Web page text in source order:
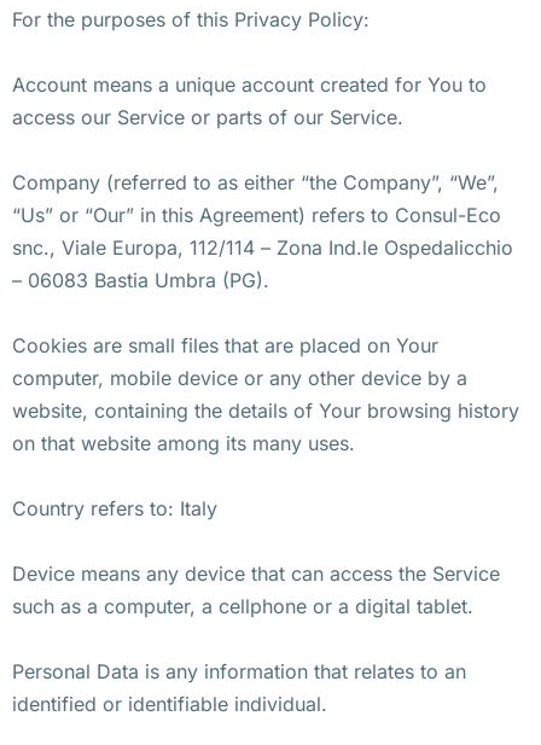
For the purposes of this Privacy Policy:
Account means a unique account created for You to
access our Service or parts of our Service.
Company (referred to as either “the Company”, “We”,
“Us” or “Our” in this Agreement) refers to Consul-Eco
snc., Viale Europa, 112/114 – Zona Ind.le Ospedalicchio
– 06083 Bastia Umbra (PG).
Cookies are small files that are placed on Your
computer, mobile device or any other device by a
website, containing the details of Your browsing history
on that website among its many uses.
Country refers to: Italy
Device means any device that can access the Service
such as a computer, a cellphone or a digital tablet.
Personal Data is any information that relates to an
identified or identifiable individual.